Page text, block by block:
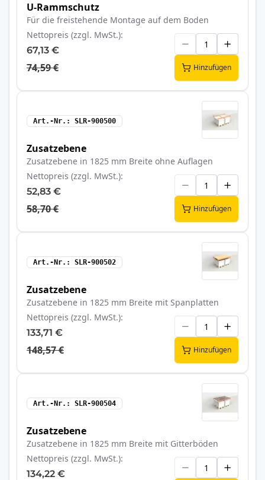
U-Rammschutz
Für die freistehende Montage auf dem Boden
Nettopreis (zzgl. MwSt.)
67,13 €
74,59 € Hinzufügen
Art.-Nr. SLR-900500
Zusatzebene
Zusatzebene in 1825 mm Breite ohne Auflagen
Nettopreis (zzgl. MwSt.)
52,83 €
58,70 € Hinzufügen
Art.-Nr. SLR-900502
Zusatzebene
Zusatzebene in 1825 mm Breite mit Spanplatten
Nettopreis (zzgl. MwSt.)
133,71 €
148,57 € Hinzufügen
Art.-Nr. SLR-900504
Zusatzebene
Zusatzebene in 1825 mm Breite mit Gitterböden
Nettopreis (zzgl. MwSt.)
134,22 €